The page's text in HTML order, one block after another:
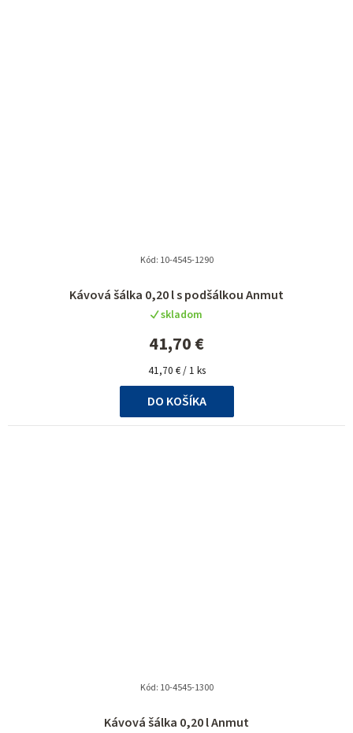
Kávová šálka 0,20 l s podšálkou Anmut
skladom
41,70 €
Jednotková
cena:
41,70 € / 1 ks
DO KOŠÍKA
Kód: 10-4545-1290
Kávová šálka 0,20 l Anmut
Kód: 10-4545-1300